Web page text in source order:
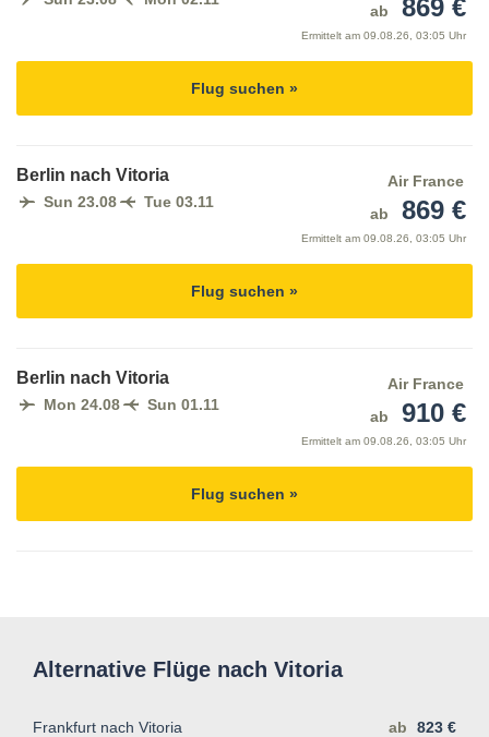
ab 869 €
Ermittelt am 09.08.26, 03:05 Uhr
Flug suchen »
Berlin nach Vitoria
Sun 23.08 Tue 03.11
Air France
ab
869 €
Ermittelt am 09.08.26, 03:05 Uhr
Flug suchen »
Berlin nach Vitoria
Mon 24.08 Sun 01.11
Air France
ab
910 €
Ermittelt am 09.08.26, 03:05 Uhr
Flug suchen »
Alternative Flüge nach Vitoria
Frankfurt nach Vitoria ab 823 €